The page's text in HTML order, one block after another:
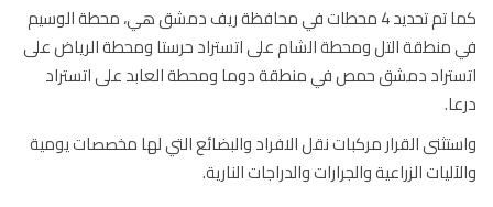
كما تم تحديد 4 محطات في محافظة ريف دمشق هي، محطة الوسيم
التل ومحطة الشام على اتستراد حرستا ومحطة الرياض على
دمشق حمص في منطقة دوما ومحطة العابد على اتستراد
القرار مركبات نقل الافراد والبضائع التي لها مخصصات يومية
الزراعية والجرارات والدراجات النارية.